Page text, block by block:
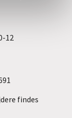
12
findes